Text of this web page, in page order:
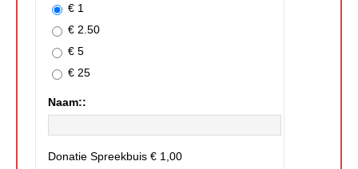
€ 1
€ 2.50
€ 5
€ 25
Naam::
Donatie Spreekbuis € 1,00